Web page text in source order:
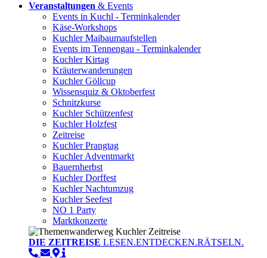
Veranstaltungen & Events
Events in Kuchl - Terminkalender
Käse-Workshops
Kuchler Maibaumaufstellen
Events im Tennengau - Terminkalender
Kuchler Kirtag
Kräuterwanderungen
Kuchler Göllcup
Wissensquiz & Oktoberfest
Schnitzkurse
Kuchler Schützenfest
Kuchler Holzfest
Zeitreise
Kuchler Prangtag
Kuchler Adventmarkt
Bauernherbst
Kuchler Dorffest
Kuchler Nachtumzug
Kuchler Seefest
NO 1 Party
Marktkonzerte
DIE ZEITREISE LESEN.ENTDECKEN.RÄTSELN.